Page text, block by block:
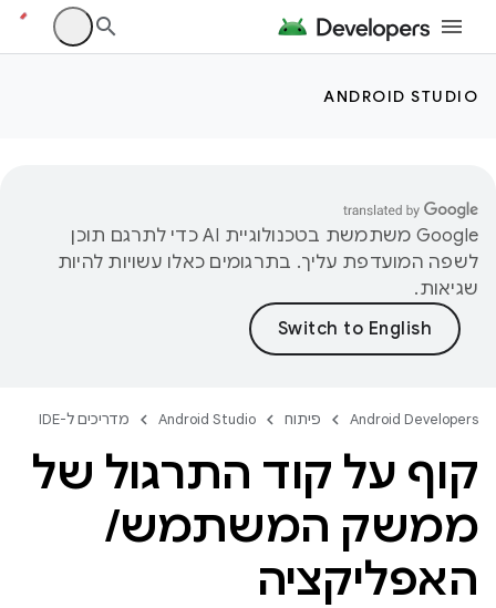
ANDROID STUDIO
‫Google משתמשת בטכנולוגיית AI כדי לתרגם תוכן
לשפה המועדפת עליך. בתרגומים כאלו עשויות להיות
שגיאות.
Android Developers פיתוח Android Studio מדריכים ל-IDE
קוף על קוד התרגול של
ממשק המשתמש/
האפליקציה